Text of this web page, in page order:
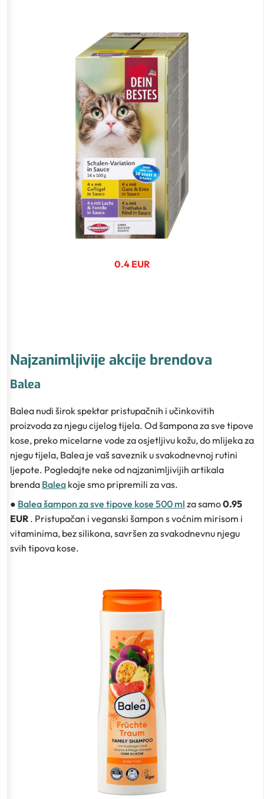
0.4 EUR
Najzanimljivije akcije brendova
Balea
Balea nudi širok spektar pristupačnih i učinkovitih
proizvoda za njegu cijelog tijela. Od šampona za sve tipove
kose, preko micelarne vode za osjetljivu kožu, do mlijeka za
njegu tijela, Balea je vaš saveznik u svakodnevnoj rutini
ljepote. Pogledajte neke od najzanimljivijih artikala
brenda Balea koje smo pripremili za vas.
● Balea šampon za sve tipove kose 500 ml za samo0.95
EUR . Pristupačan i veganski šampon s voćnim mirisom i
vitaminima, bez silikona, savršen za svakodnevnu njegu
svih tipova kose.